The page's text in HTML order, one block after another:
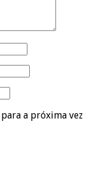
a próxima vez